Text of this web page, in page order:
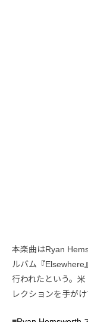
本楽曲はRyan
ルバム『
行われたという。
レクションを手がけ